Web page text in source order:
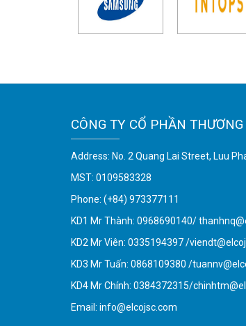
CÔNG TY CỔ PHẦN
Address: No. 2 Quang Lai Street, Luu
MST: 0109583328
Phone: (+84) 973377111
KD1 Mr Thành: 0968690140/
KD2 Mr Viên: 0335194397 /
KD3 Mr Tuấn: 0868109380 /
KD4 Mr Chính: 0384372315/
Email: info@elcojsc.com